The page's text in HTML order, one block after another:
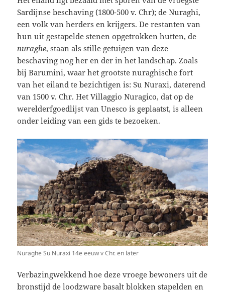
Sardijnse beschaving (1800-500 v. Chr); de Nuraghi,
een volk van herders en krijgers. De restanten van
hun uit gestapelde stenen opgetrokken hutten, de
nuraghe, staan als stille getuigen van deze
beschaving nog her en der in het landschap. Zoals
bij Barumini, waar het grootste nuraghische fort
van het eiland te bezichtigen is: Su Nuraxi, daterend
van 1500 v. Chr. Het Villaggio Nuragico, dat op de
werelderfgoedlijst van Unesco is geplaatst, is alleen
onder leiding van een gids te bezoeken.
Nuraghe Su Nuraxi 14e eeuw v Chr. en later
Verbazingwekkend hoe deze vroege bewoners uit de
bronstijd de loodzware basalt blokken stapelden en